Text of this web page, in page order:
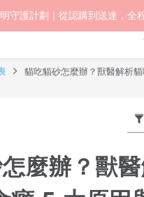
｜一起改變世界與動物的關係
｜一起改變世界與動物的關係
守護計劃｜從認購到送達，全程
｜一起改變世界與動物的關係
貓吃貓砂怎麼辦？獸醫解析
麼辦？獸